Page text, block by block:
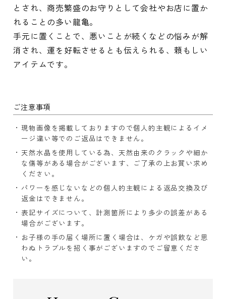
とされ、商売繁盛のお守りとして会社やお店に置か
れることの多い龍亀。
手元に置くことで、悪いことが続くなどの悩みが解
消され、運を好転させるとも伝えられる、頼もしい
アイテムです。
ご注意事項
現物画像を掲載しておりますので個人的主観によるイメ
ージ違い等でのご返品はできません。
天然水晶を使用している為、天然由来のクラックや細か
な傷等がある場合がございます、ご了承の上お買い求め
ください。
パワーを感じないなどの個人的主観による返品交換及び
返金はできません。
表記サイズについて、計測箇所により多少の誤差がある
場合がございます。
お子様の手の届く場所に置く場合は、ケガや誤飲など思
わぬトラブルを招く事がございますのでご留意くださ
い。